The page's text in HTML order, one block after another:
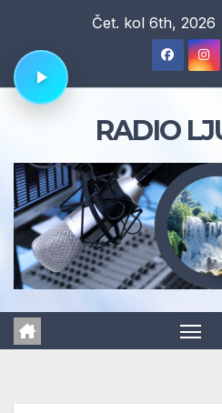
content
Čet. kol 6th, 2026
RADIO